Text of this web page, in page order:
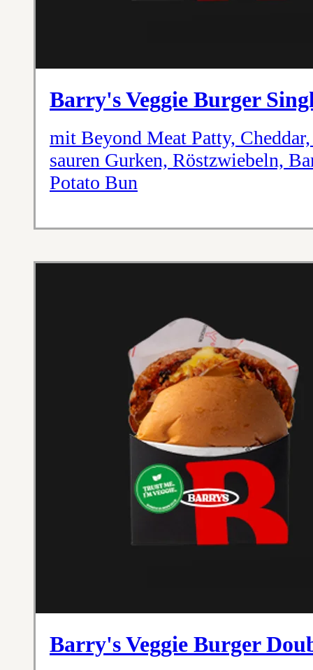
Barry's Veggie Burger
mit Beyond Meat Patty,
sauren Gurken, Röstzwiebeln,
Potato Bun
Barry's Veggie Burger